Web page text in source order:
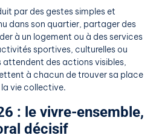
par des gestes simples et
dans son quartier, partager des
à un logement ou à des services
sportives, culturelles ou
attendent des actions visibles,
à chacun de trouver sa place
vie collective.
: le vivre-ensemble,
décisif